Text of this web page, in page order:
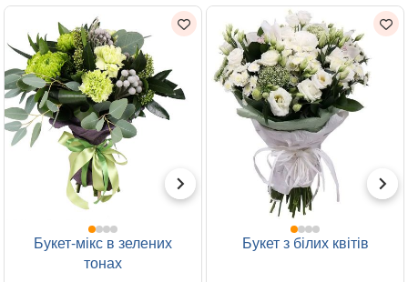
Букет-мікс в зелених
тонах
Букет з білих квітів